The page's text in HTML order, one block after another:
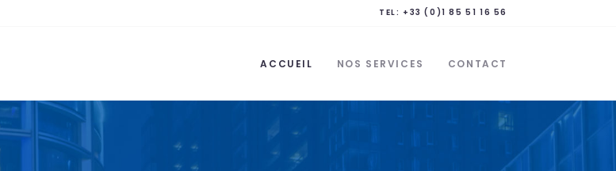
TEL: +33 (0)1 85 51 16 56
ACCUEIL NOS SERVICES CONTACT